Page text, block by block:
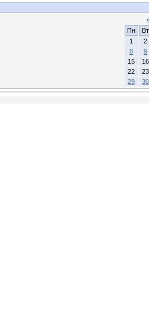
Пн
Вт
1
2
8
9
15
16
22
23
29
30